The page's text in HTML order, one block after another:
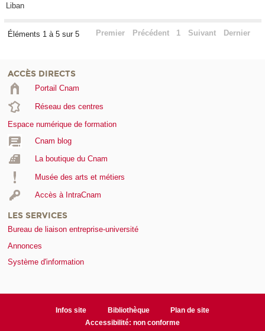
Liban
Éléments 1 à 5 sur 5 Premier Précédent 1 Suivant Dernier
ACCÈS DIRECTS
Portail Cnam
Réseau des centres
Espace numérique de formation
Cnam blog
La boutique du Cnam
Musée des arts et métiers
Accès à IntraCnam
LES SERVICES
Bureau de liaison entreprise-université
Annonces
Système d'information
Infos site Bibliothèque
Plan de site
Accessibilité: non conforme